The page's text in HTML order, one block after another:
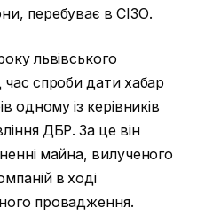
перебуває в СІЗО.
львівського
час спроби дати хабар
одному із керівників
ДБР. За це він
майна, вилученого
в ході
провадження.